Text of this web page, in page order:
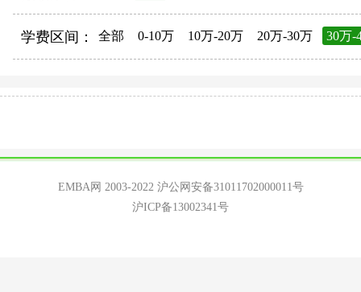
学费区间： 全部 0-10万 10万-20万 20万-30万 30万-
EMBA网 2003-2022 沪公网安备31011702000011号
沪ICP备13002341号